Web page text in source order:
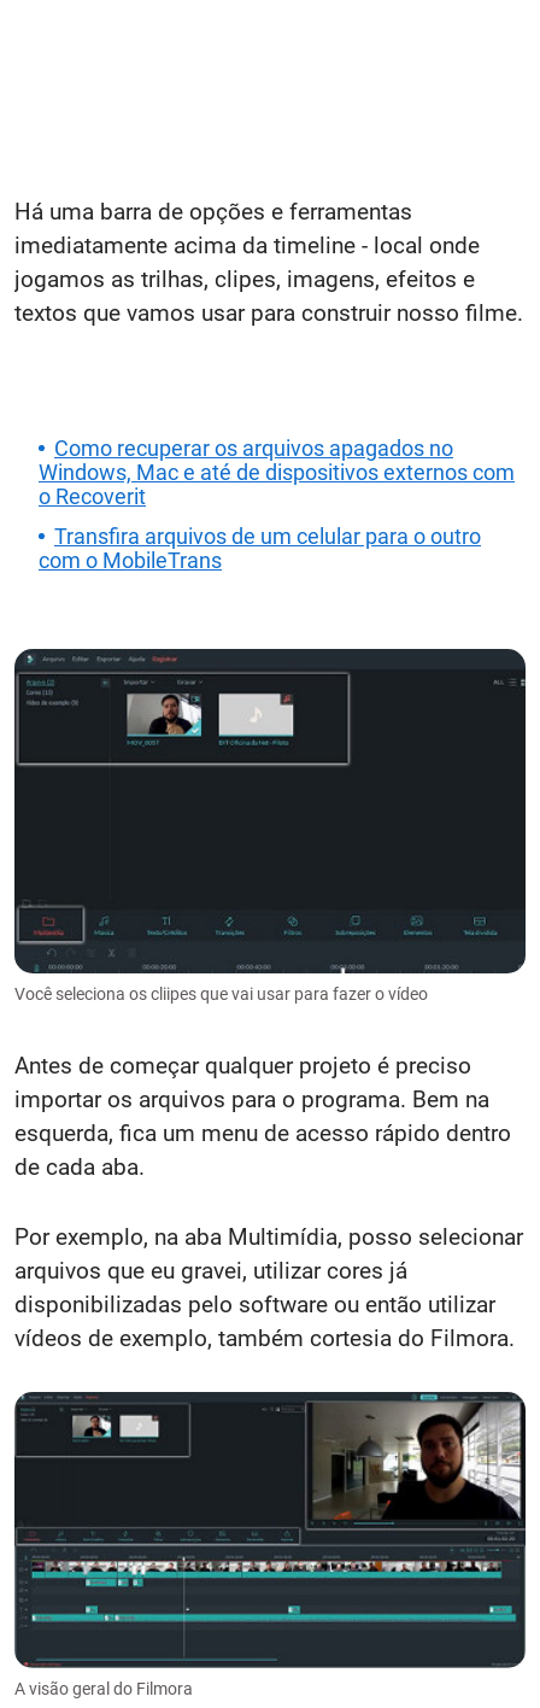
Há uma barra de opções e ferramentas
imediatamente acima da timeline - local onde
jogamos as trilhas, clipes, imagens, efeitos e
textos que vamos usar para construir nosso filme.
Como recuperar os arquivos apagados no
Windows, Mac e até de dispositivos externos com
o Recoverit
Transfira arquivos de um celular para o outro
com o MobileTrans
Você seleciona os cliipes que vai usar para fazer o vídeo
Antes de começar qualquer projeto é preciso
importar os arquivos para o programa. Bem na
esquerda, fica um menu de acesso rápido dentro
de cada aba.
Por exemplo, na aba Multimídia, posso selecionar
arquivos que eu gravei, utilizar cores já
disponibilizadas pelo software ou então utilizar
vídeos de exemplo, também cortesia do Filmora.
A visão geral do Filmora